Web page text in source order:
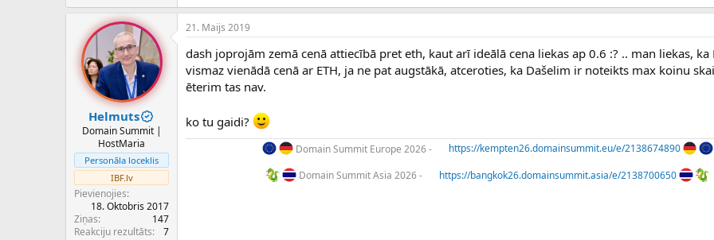
Helmuts
Domain Summit |
HostMaria
Personāla loceklis
IBF.lv
Pievienojies
18. Oktobris 2017
Ziņas
147
Reakciju rezultāts
7
21. Maijs 2019
dash joprojām zemā cenā attiecībā pret eth, kaut arī ideālā cena liekas ap 0.6 :? .. man liekas,
vismaz vienādā cenā ar ETH, ja ne pat augstākā, atceroties, ka Dašelim ir noteikts max koinu
ēterim tas nav.
ko tu gaidi?
Domain Summit Europe 2026 -
https://kempten26.domainsummit.eu/e/2138674890
Domain Summit Asia 2026 -
https://bangkok26.domainsummit.asia/e/2138700650